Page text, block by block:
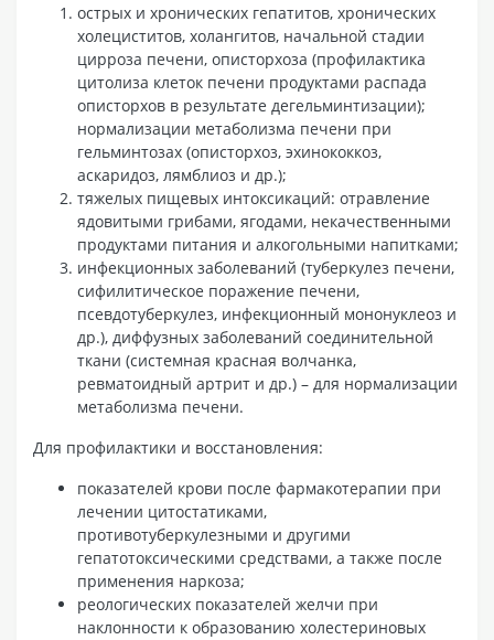
острых и хронических гепатитов, хронических
холециститов, холангитов, начальной стадии
цирроза печени, описторхоза (профилактика
цитолиза клеток печени продуктами распада
описторхов в результате дегельминтизации);
нормализации метаболизма печени при
гельминтозах (описторхоз, эхинококкоз,
аскаридоз, лямблиоз и др.);
тяжелых пищевых интоксикаций: отравление
ядовитыми грибами, ягодами, некачественными
продуктами питания и алкогольными напитками;
инфекционных заболеваний (туберкулез печени,
сифилитическое поражение печени,
псевдотуберкулез, инфекционный мононуклеоз и
др.), диффузных заболеваний соединительной
ткани (системная красная волчанка,
ревматоидный артрит и др.) – для нормализации
метаболизма печени.
Для профилактики и восстановления:
показателей крови после фармакотерапии при
лечении цитостатиками,
противотуберкулезными и другими
гепатотоксическими средствами, а также после
применения наркоза;
реологических показателей желчи при
наклонности к образованию холестериновых